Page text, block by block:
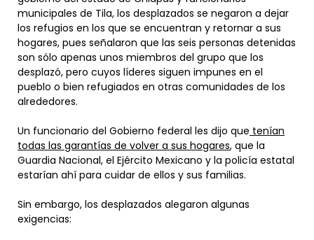
municipales de Tila, los desplazados se negaron a dejar
los refugios en los que se encuentran y retornar a sus
hogares, pues señalaron que las seis personas detenidas
son sólo apenas unos miembros del grupo que los
desplazó, pero cuyos líderes siguen impunes en el
pueblo o bien refugiados en otras comunidades de los
alrededores.
Un funcionario del Gobierno federal les dijo que tenían
todas las garantías de volver a sus hogares, que la
Guardia Nacional, el Ejército Mexicano y la policía estatal
estarían ahí para cuidar de ellos y sus familias.
Sin embargo, los desplazados alegaron algunas
exigencias: